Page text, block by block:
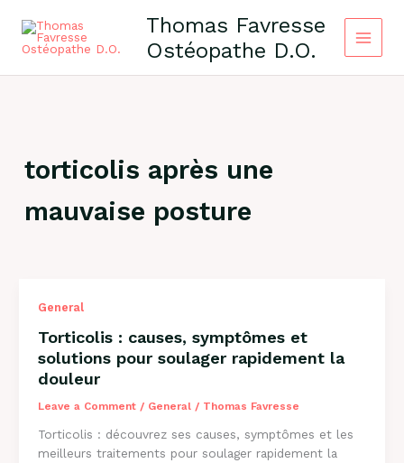
content
Thomas Favresse
Ostéopathe D.O.
torticolis après une
mauvaise posture
General
Torticolis : causes, symptômes et
solutions pour soulager rapidement la
douleur
Leave a Comment / General/ Thomas Favresse
Torticolis : découvrez ses causes, symptômes et les
meilleurs traitements pour soulager rapidement la